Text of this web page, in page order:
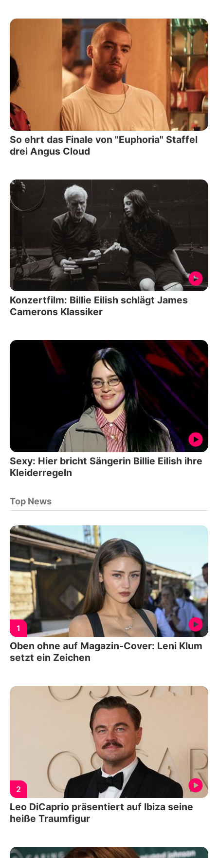
So ehrt das Finale von "Euphoria" Staffel
drei Angus Cloud
Konzertfilm: Billie Eilish schlägt James
Camerons Klassiker
Sexy: Hier bricht Sängerin Billie Eilish ihre
Kleiderregeln
Top News
1
Oben ohne auf Magazin-Cover: Leni Klum
setzt ein Zeichen
2
Leo DiCaprio präsentiert auf Ibiza seine
heiße Traumfigur